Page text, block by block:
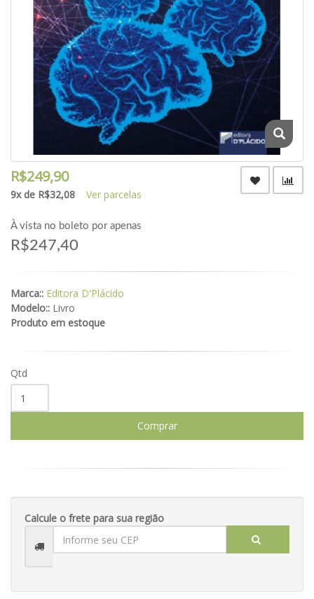
R$249,90
9x de R$32,08 Ver parcelas
À vista no boleto por apenas
R$247,40
Marca:: Editora D'Plácido
Modelo:: Livro
Produto em estoque
Qtd
Comprar
Calcule o frete para sua região